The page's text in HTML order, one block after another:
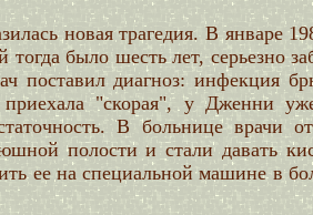
новая трагедия. В январе
было шесть лет, серьезно
поставил диагноз: инфекция
приехала "скорая", у Дженни
В больнице врачи
полости и стали давать
ее на специальной машине в